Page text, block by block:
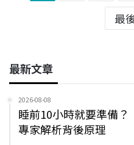
最
最新文章
2026-08-08
睡前10小時就要準備
專家解析背後原理